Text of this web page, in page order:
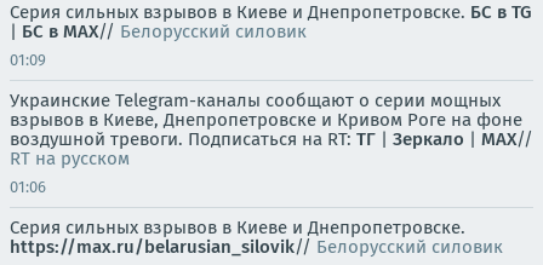
Серия сильных взрывов в Киеве и Днепропетровске. БС в TG
| БС в МАХ// Белорусский силовик
01:09
Украинские Telegram-каналы сообщают о серии мощных
взрывов в Киеве, Днепропетровске и Кривом Роге на фоне
воздушной тревоги. Подписаться на RT: ТГ | Зеркало | MAX//
RT на русском
01:06
Серия сильных взрывов в Киеве и Днепропетровске.
https://max.ru/belarusian_silovik// Белорусский силовик